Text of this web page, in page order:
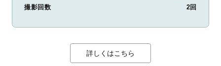
撮影回数
2回
詳しくはこちら